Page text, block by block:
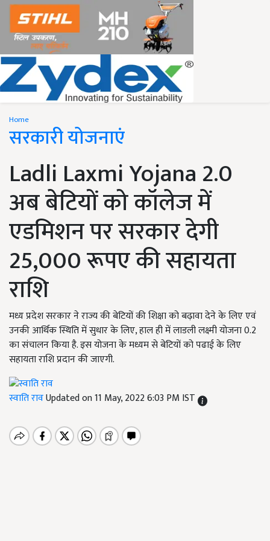
Home
सरकारी योजनाएं
Ladli Laxmi Yojana 2.0
अब बेटियों को कॉलेज में
एडमिशन पर सरकार देगी
25,000 रूपए की सहायता
राशि
मध्य प्रदेश सरकार ने राज्य की बेटियों की शिक्षा को बढ़ावा देने के लिए एवं
उनकी आर्थिक स्थिति में सुधार के लिए, हाल ही में लाडली लक्ष्मी योजना 0.2
का संचालन किया है. इस योजना के मध्यम से बेटियों को पढाई के लिए
सहायता राशि प्रदान की जाएगी.
स्वाति रावUpdated on 11 May, 2022 6:03 PM IST